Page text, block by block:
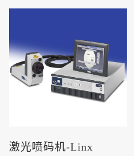
激光喷码机-Linx